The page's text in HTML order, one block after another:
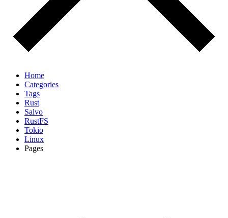
Home
Categories
Tags
Rust
Salvo
RustFS
Tokio
Linux
Pages